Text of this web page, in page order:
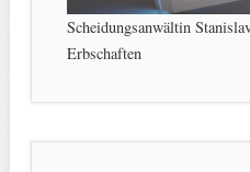
Scheidungsanwältin
Erbschaften